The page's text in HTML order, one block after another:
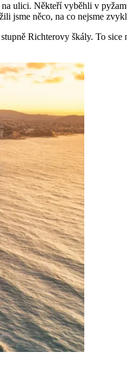
ulici. Někteří vyběhli v
jsme něco, na co nejsme
Richterovy škály. To